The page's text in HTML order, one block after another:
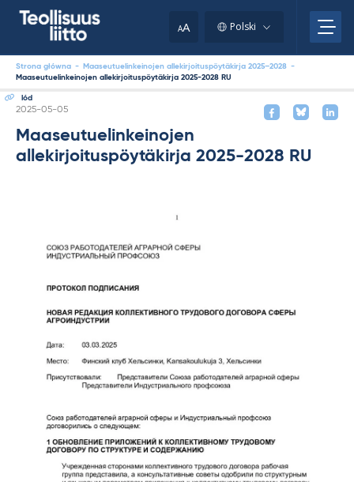
AA Polski
Strona główna - Maaseutuelinkeinojen allekirjoituspöytäkirja 2025–2028 -
Maaseutuelinkeinojen allekirjoituspöytäkirja 2025-2028 RU
lód
Kirjoitettu
2025-05-05
Maaseutuelinkeinojen
allekirjoituspöytäkirja 2025-2028 RU